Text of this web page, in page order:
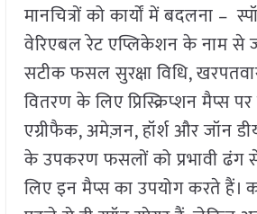
मानचित्रों को कार्यों में बदलना –
वेरिएबल रेट एप्लिकेशन के नाम से
सटीक फसल सुरक्षा विधि,
वितरण के लिए प्रिस्क्रिप्शन मैप्स पर
एग्रीफैक, अमेज़न, हॉर्श और जॉन
के उपकरण फसलों को प्रभावी ढंग
लिए इन मैप्स का उपयोग करते हैं।